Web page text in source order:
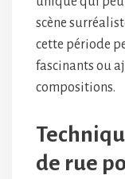
scène
cette période
fascinants ou
compositions.
de rue